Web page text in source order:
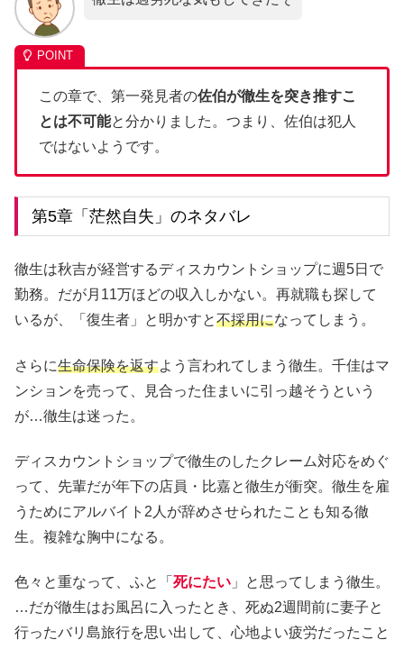
この章で、第一発見者の佐伯が徹生を突き推すこ
とは不可能と分かりました。つまり、佐伯は犯人
ではないようです。
第5章「茫然自失」のネタバレ
徹生は秋吉が経営するディスカウントショップに週5日で
勤務。だが月11万ほどの収入しかない。再就職も探して
いるが、「復生者」と明かすと不採用になってしまう。
さらに生命保険を返すよう言われてしまう徹生。千佳はマ
ンションを売って、見合った住まいに引っ越そうという
が…徹生は迷った。
ディスカウントショップで徹生のしたクレーム対応をめぐ
って、先輩だが年下の店員・比嘉と徹生が衝突。徹生を雇
うためにアルバイト2人が辞めさせられたことも知る徹
生。複雑な胸中になる。
色々と重なって、ふと「 死にたい 」と思ってしまう徹生。
…だが徹生はお風呂に入ったとき、死ぬ2週間前に妻子と
行ったバリ島旅行を思い出して、心地よい疲労だったこと